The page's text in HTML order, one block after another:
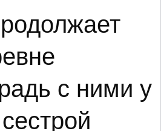
с ними у